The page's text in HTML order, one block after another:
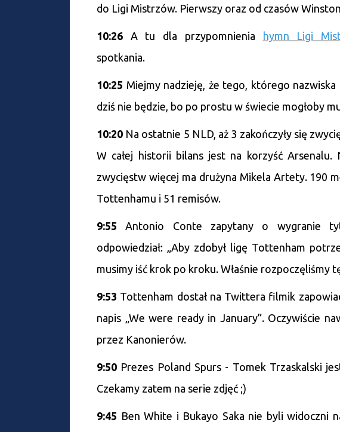
do Ligi Mistrzów. Pierwszy oraz od czasów
10:26 A tu dla przypomnienia hymn Ligi
spotkania.
10:25 Miejmy nadzieję, że tego, którego
dziś nie będzie, bo po prostu w świecie mogłoby
10:20 Na ostatnie 5 NLD, aż 3 zakończyły się
W całej historii bilans jest na korzyść
zwycięstw więcej ma drużyna Mikela Artety. 190
Tottenhamu i 51 remisów.
9:55 Antonio Conte zapytany o wygranie
odpowiedział: „Aby zdobył ligę Tottenham
musimy iść krok po kroku. Właśnie rozpoczęliśmy
9:53 Tottenham dostał na Twittera filmik
napis „We were ready in January”. Oczywiście
przez Kanonierów.
9:50 Prezes Poland Spurs - Tomek Trzaskalski
Czekamy zatem na serie zdjęć ;)
9:45 Ben White i Bukayo Saka nie byli widoczni